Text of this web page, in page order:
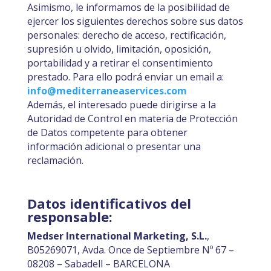
Asimismo, le informamos de la posibilidad de
ejercer los siguientes derechos sobre sus datos
personales: derecho de acceso, rectificación,
supresión u olvido, limitación, oposición,
portabilidad y a retirar el consentimiento
prestado. Para ello podrá enviar un email a:
info@mediterraneaservices.com
Además, el interesado puede dirigirse a la
Autoridad de Control en materia de Protección
de Datos competente para obtener
información adicional o presentar una
reclamación.
Datos identificativos del
responsable:
Medser International Marketing, S.L.,
B05269071, Avda. Once de Septiembre Nº 67 –
08208 – Sabadell – BARCELONA